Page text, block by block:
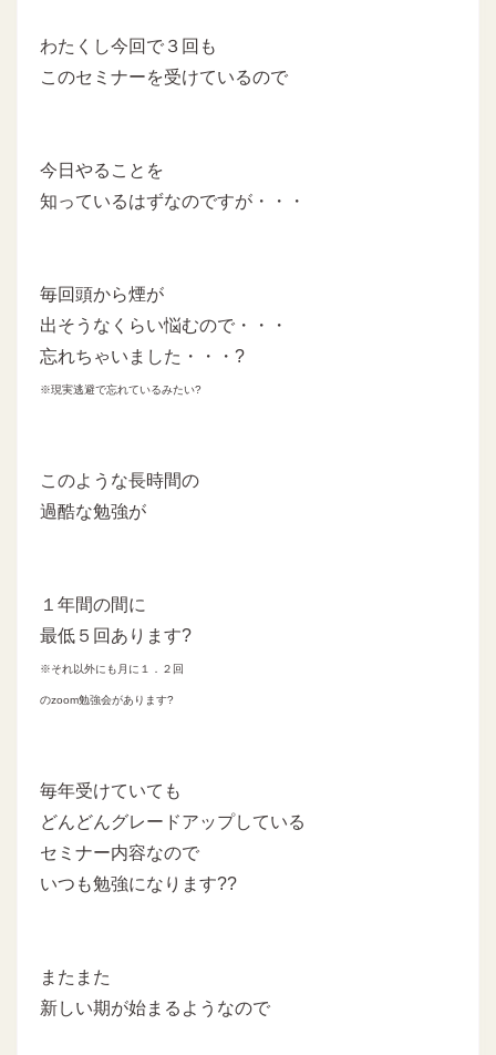
わたくし今回で３回も
このセミナーを受けているので
今日やることを
知っているはずなのですが・・・
毎回頭から煙が
出そうなくらい悩むので・・・
忘れちゃいました・・・?
※現実逃避で忘れているみたい?
このような長時間の
過酷な勉強が
１年間の間に
最低５回あります?
※それ以外にも月に１．２回
のzoom勉強会があります?
毎年受けていても
どんどんグレードアップしている
セミナー内容なので
いつも勉強になります??
またまた
新しい期が始まるようなので